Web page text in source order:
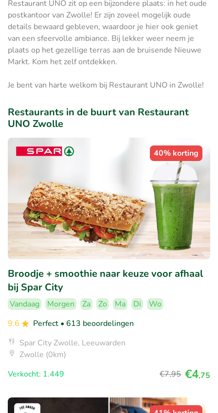
Restaurant UNO zit op een bijzondere plaats: in het oude
postkantoor van Zwolle! Er zijn zoveel mogelijk oude
details bewaard gebleven, waardoor je hier ook geniet
van een sfeervolle ambiance. Bij lekker weer neem je
plaats op het gezellige terras aan de bruisende Nieuwe
Markt. Kom het zelf ontdekken.
Je bent van harte welkom bij Restaurant UNO in Zwolle!
Restaurants in de buurt van Restaurant
UNO Zwolle
40% korting
Broodje + smoothie naar keuze voor afhaal
bij Spar City
Vandaag Morgen Za Zo Ma Di
Wo
9.6
Perfect • 613 beoordelingen
Spar City Zwolle, Leeuwarden
Zwolle (0km)
Verkocht: 1.449
€7,95 €4,75